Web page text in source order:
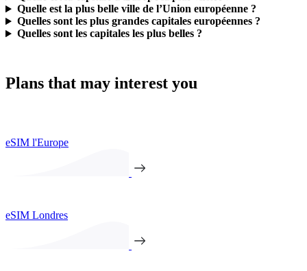
Quelle est la plus belle ville de l’Union européenne ?
Quelles sont les plus grandes capitales européennes ?
Quelles sont les capitales les plus belles ?
Plans that may interest you
eSIM l'Europe
eSIM Londres